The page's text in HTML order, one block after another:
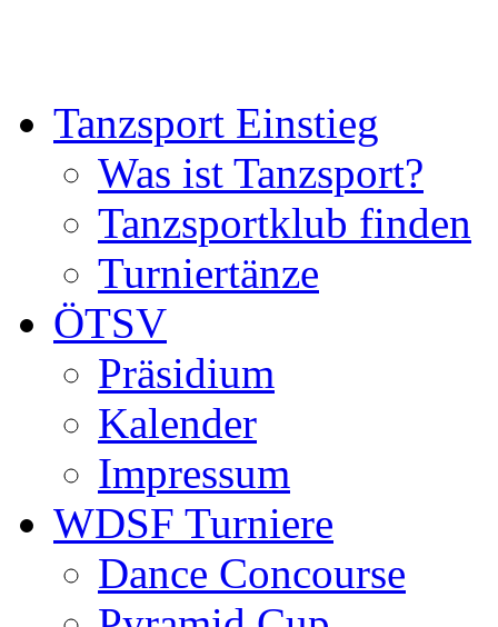
Tanzsport Einstieg
Was ist Tanzsport?
Tanzsportklub finden
Turniertänze
ÖTSV
Präsidium
Kalender
Impressum
WDSF Turniere
Dance Concourse